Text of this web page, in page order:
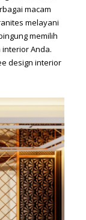
macam
melayani
memilih
Anda.
design interior